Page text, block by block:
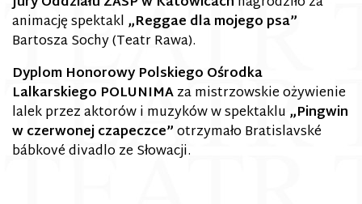
animację spektakl „Reggae dla mojego psa”
Bartosza Sochy (Teatr Rawa).
Dyplom Honorowy Polskiego Ośrodka
Lalkarskiego POLUNIMAza mistrzowskie ożywienie
lalek przez aktorów i muzyków w spektaklu „Pingwin
w czerwonej czapeczce”otrzymało Bratislavské
bábkové divadlo ze Słowacji.